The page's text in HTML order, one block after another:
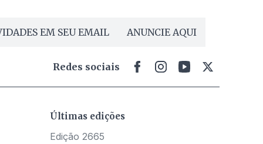
EM SEU EMAIL ANUNCIE AQUI
Redes sociais
Últimas edições
Edição 2665